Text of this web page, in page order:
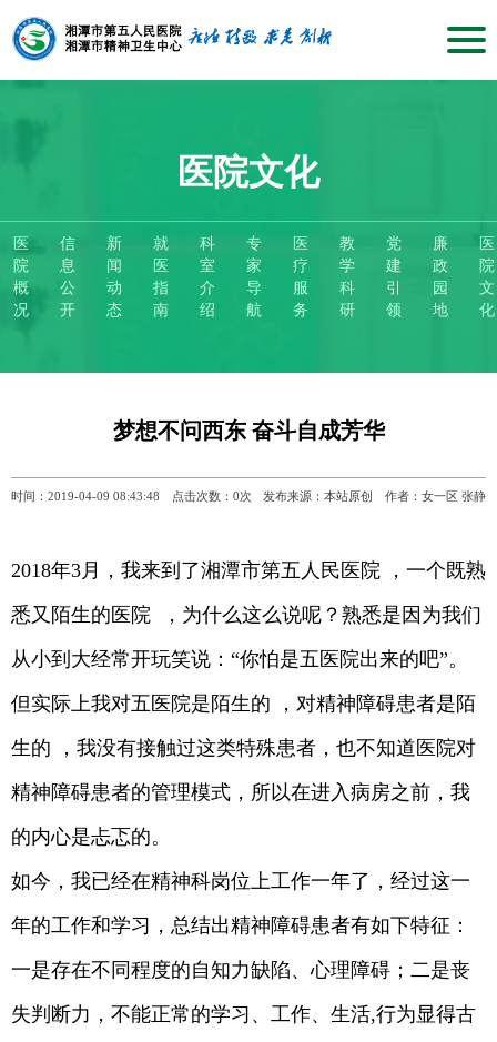
医院文化
医
院
概
况
信
息
公
开
新
闻
动
态
就
医
指
南
科
室
介
绍
专
家
导
航
医
疗
服
务
教
学
科
研
党
建
引
领
廉
政
园
地
医
院
文
化
梦想不问西东 奋斗自成芳华
时间：2019-04-09 08:43:48 点击次数： 0次 发布来源：本站原创 作者：女一区 张静
2018年3月，我来到了湘潭市第五人民医院 ，一个既熟
悉又陌生的医院 ，为什么这么说呢？熟悉是因为我们
从小到大经常开玩笑说：“你怕是五医院出来的吧”。
但实际上我对五医院是陌生的 ，对精神障碍患者是陌
生的 ，我没有接触过这类特殊患者，也不知道医院对
精神障碍患者的管理模式，所以在进入病房之前，我
的内心是忐忑的。
如今，我已经在精神科岗位上工作一年了，经过这一
年的工作和学习，总结出精神障碍患者有如下特征：
一是存在不同程度的自知力缺陷、心理障碍；二是丧
失判断力，不能正常的学习、工作、生活,行为显得古